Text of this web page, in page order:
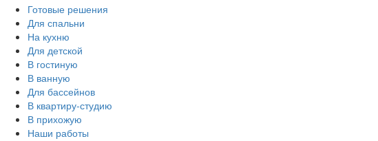
Готовые решения
Для спальни
На кухню
Для детской
В гостиную
В ванную
Для бассейнов
В квартиру-студию
В прихожую
Наши работы